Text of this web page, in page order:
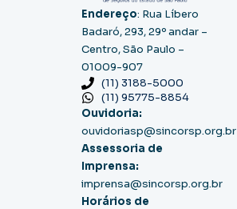
Endereço: Rua Líbero
Badaró, 293, 29º andar –
Centro, São Paulo –
01009-907
(11) 3188-5000
(11) 95775-8854
Ouvidoria:
ouvidoriasp@sincorsp.org.br
Assessoria de
Imprensa:
imprensa@sincorsp.org.br
Horários de